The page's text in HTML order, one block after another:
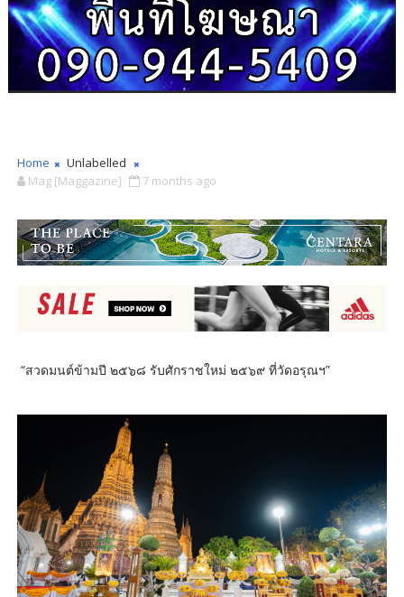
Home
Unlabelled
Mag [Maggazine]
7 months ago
“สวดมนต์ข้ามปี ๒๕๖๘ รับศักราชใหม่ ๒๕๖๙ ที่วัดอรุณฯ”